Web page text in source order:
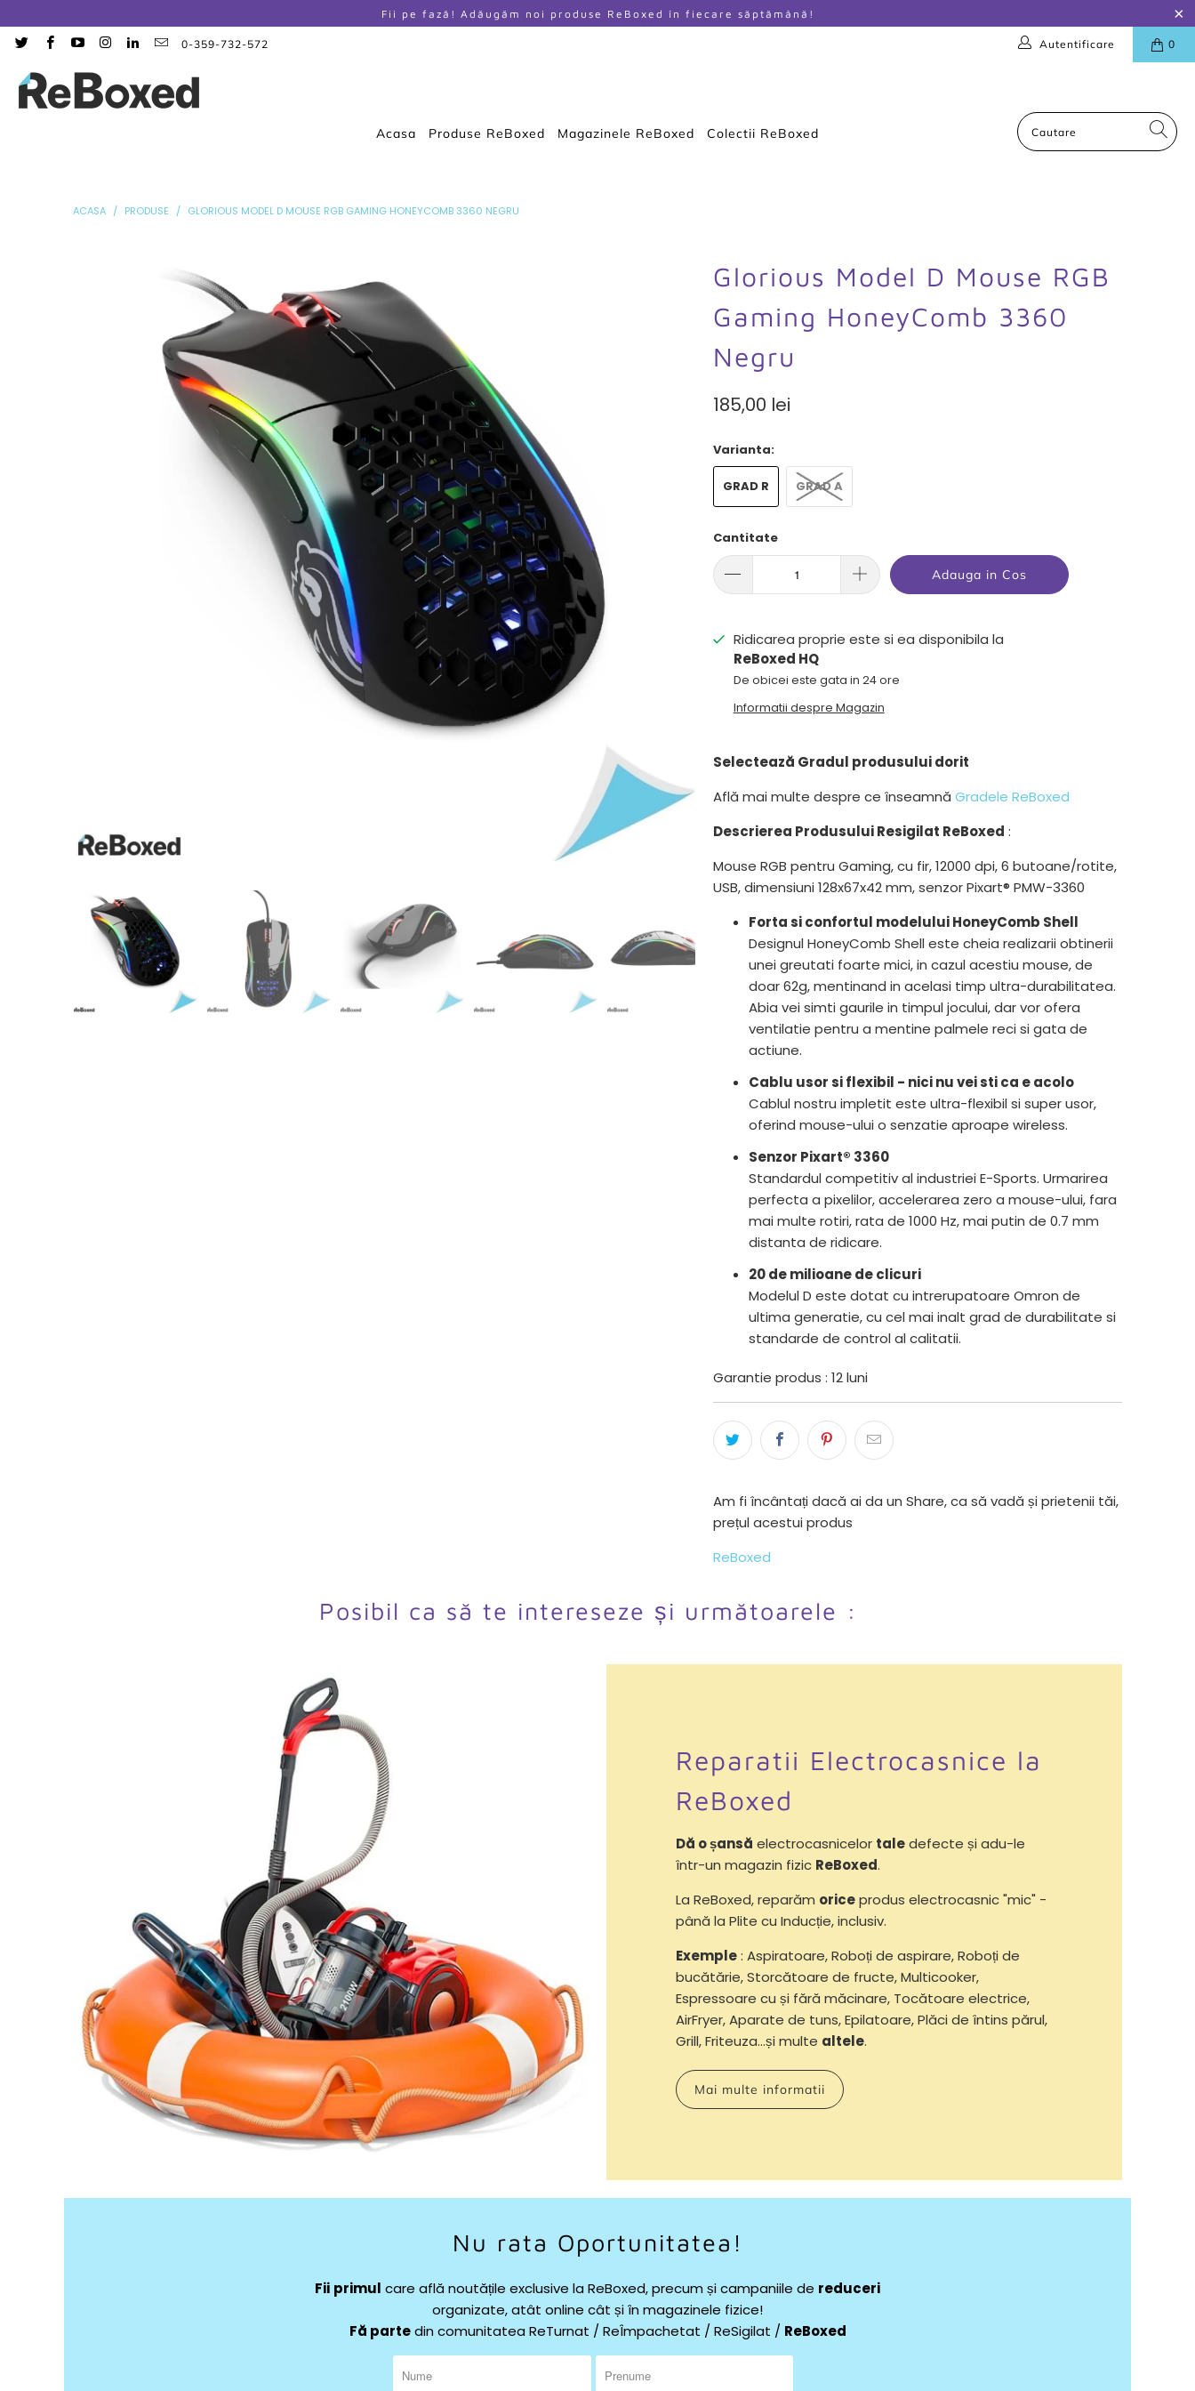
Fii pe fază! Adăugăm noi produse ReBoxed în fiecare săptămână!
0-359-732-572 Autentificare 0
Acasa Produse ReBoxed Magazinele ReBoxed Colectii ReBoxed
ACASA / PRODUSE / GLORIOUS MODEL D MOUSE RGB GAMING HONEYCOMB 3360 NEGRU
Glorious Model D Mouse RGB
Gaming HoneyComb 3360
Negru
185,00 lei
Varianta:
GRAD R GRAD A
Cantitate
Adauga in Cos
Ridicarea proprie este si ea disponibila la
ReBoxed HQ
De obicei este gata in 24 ore
Informatii despre Magazin
Selectează Gradul produsului dorit
Află mai multe despre ce înseamnă Gradele ReBoxed
Descrierea Produsului Resigilat ReBoxed :
Mouse RGB pentru Gaming, cu fir, 12000 dpi, 6 butoane/rotite,
USB, dimensiuni 128x67x42 mm, senzor Pixart® PMW-3360
Forta si confortul modelului HoneyComb Shell
Designul HoneyComb Shell este cheia realizarii obtinerii
unei greutati foarte mici, in cazul acestiu mouse, de
doar 62g, mentinand in acelasi timp ultra-durabilitatea.
Abia vei simti gaurile in timpul jocului, dar vor ofera
ventilatie pentru a mentine palmele reci si gata de
actiune.
Cablu usor si flexibil - nici nu vei sti ca e acolo
Cablul nostru impletit este ultra-flexibil si super usor,
oferind mouse-ului o senzatie aproape wireless.
Senzor Pixart® 3360
Standardul competitiv al industriei E-Sports. Urmarirea
perfecta a pixelilor, accelerarea zero a mouse-ului, fara
mai multe rotiri, rata de 1000 Hz, mai putin de 0.7 mm
distanta de ridicare.
20 de milioane de clicuri
Modelul D este dotat cu intrerupatoare Omron de
ultima generatie, cu cel mai inalt grad de durabilitate si
standarde de control al calitatii.
Garantie produs : 12 luni
Am fi încântați dacă ai da un Share, ca să vadă și prietenii tăi,
prețul acestui produs
ReBoxed
Posibil ca să te intereseze și următoarele :
Reparatii Electrocasnice la
ReBoxed
Dă o șansă electrocasnicelor taledefecte și adu-le
într-un magazin fizic ReBoxed.
La ReBoxed, reparăm oriceprodus electrocasnic "mic" -
până la Plite cu Inducție, inclusiv.
Exemple: Aspiratoare, Roboți de aspirare, Roboți de
bucătărie, Storcătoare de fructe, Multicooker,
Espressoare cu și fără măcinare, Tocătoare electrice,
AirFryer, Aparate de tuns, Epilatoare, Plăci de întins părul,
Grill, Friteuza...și multe altele.
Mai multe informatii
Nu rata Oportunitatea!
Fii primul care află noutățile exclusive la ReBoxed, precum și campaniile de reduceri
organizate, atât online cât și în magazinele fizice!
Fă partedin comunitatea ReTurnat / ReÎmpachetat / ReSigilat / ReBoxed